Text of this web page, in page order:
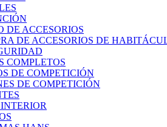
DE ACCESORIOS
DE ACCESORIOS DE
COMPLETOS
DE COMPETICIÓN
DE COMPETICIÓN